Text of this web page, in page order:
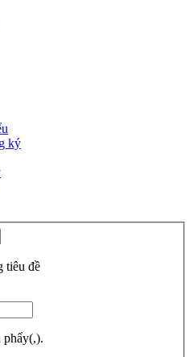
ký
tiêu đề
phẩy(,).